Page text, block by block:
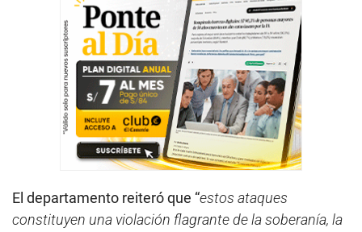
El departamento reiteró que “estos ataques
constituyen una violación flagrante de la soberanía, la